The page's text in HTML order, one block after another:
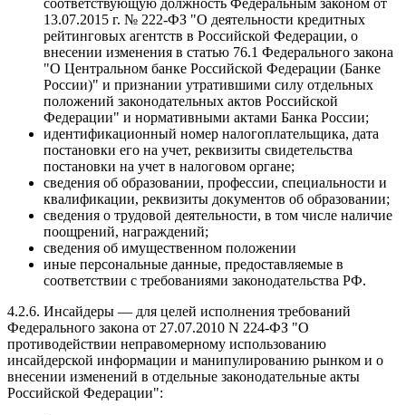
соответствующую должность Федеральным законом от
13.07.2015 г. № 222-ФЗ "О деятельности кредитных
рейтинговых агентств в Российской Федерации, о
внесении изменения в статью 76.1 Федерального закона
"О Центральном банке Российской Федерации (Банке
России)" и признании утратившими силу отдельных
положений законодательных актов Российской
Федерации" и нормативными актами Банка России;
идентификационный номер налогоплательщика, дата
постановки его на учет, реквизиты свидетельства
постановки на учет в налоговом органе;
сведения об образовании, профессии, специальности и
квалификации, реквизиты документов об образовании;
сведения о трудовой деятельности, в том числе наличие
поощрений, награждений;
сведения об имущественном положении
иные персональные данные, предоставляемые в
соответствии с требованиями законодательства РФ.
4.2.6. Инсайдеры — для целей исполнения требований
Федерального закона от 27.07.2010 N 224-ФЗ "О
противодействии неправомерному использованию
инсайдерской информации и манипулированию рынком и о
внесении изменений в отдельные законодательные акты
Российской Федерации":